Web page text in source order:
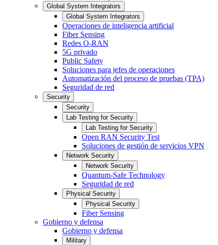
Global System Integrators
Global System Integrators
Operaciones de inteligencia artificial
Fiber Sensing
Redes O-RAN
5G privado
Public Safety
Soluciones para jefes de operaciones
Automatización del proceso de pruebas (TPA)
Seguridad de red
Security
Security
Lab Testing for Security
Lab Testing for Security
Open RAN Security Test
Soluciones de gestión de servicios VPN
Network Security
Network Security
Quantum-Safe Technology
Seguridad de red
Physical Security
Physical Security
Fiber Sensing
Gobierno y defensa
Gobierno y defensa
Military